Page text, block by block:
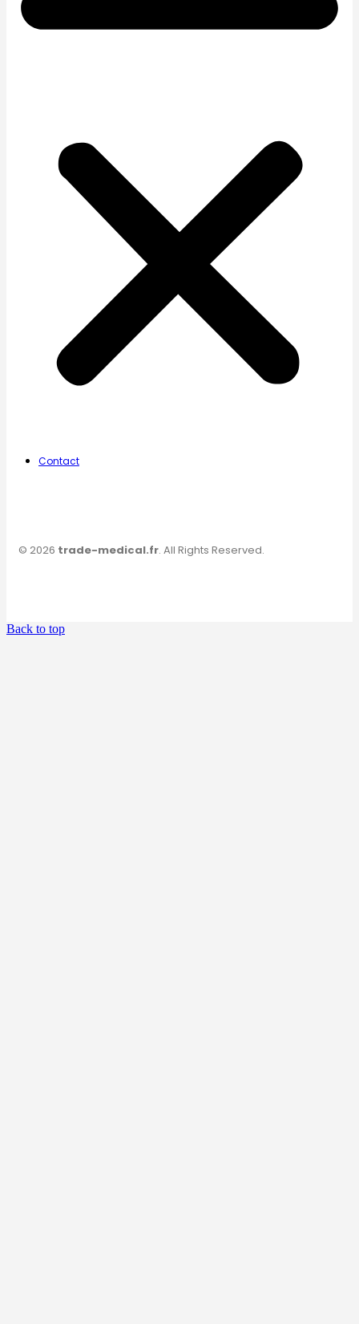
Contact
© 2026 trade-medical.fr. All Rights Reserved.
Back to top